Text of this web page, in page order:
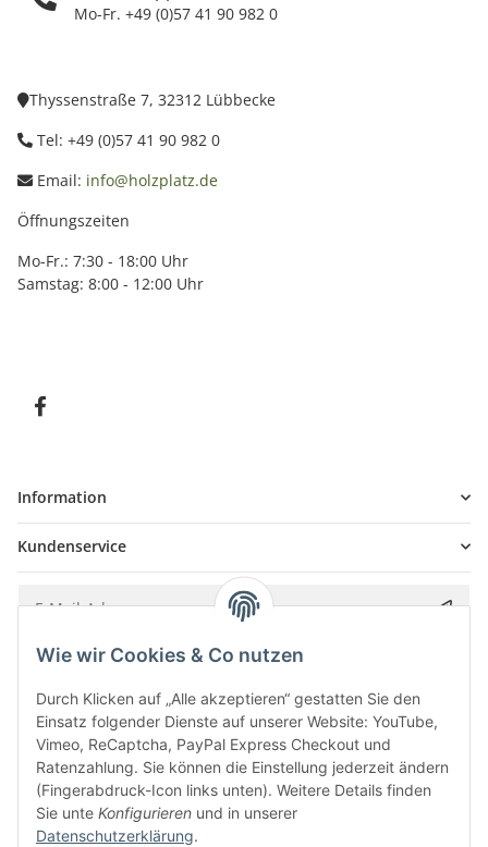
Mo-Fr. +49 (0)57 41 90 982 0
Thyssenstraße 7, 32312 Lübbecke
Tel: +49 (0)57 41 90 982 0
Email: info@holzplatz.de
Öffnungszeiten
Mo-Fr.: 7:30 - 18:00 Uhr
Samstag: 8:00 - 12:00 Uhr
Information
Kundenservice
Bitte senden Sie mir entsprechend IhrerDatenschutzerklärung
Wie wir Cookies & Co nutzen
Durch Klicken auf „Alle akzeptieren“ gestatten Sie den
Einsatz folgender Dienste auf unserer Website: YouTube,
Vimeo, ReCaptcha, PayPal Express Checkout und
Ratenzahlung. Sie können die Einstellung jederzeit ändern
(Fingerabdruck-Icon links unten). Weitere Details finden
Sie unte Konfigurieren und in unserer
Datenschutzerklärung.